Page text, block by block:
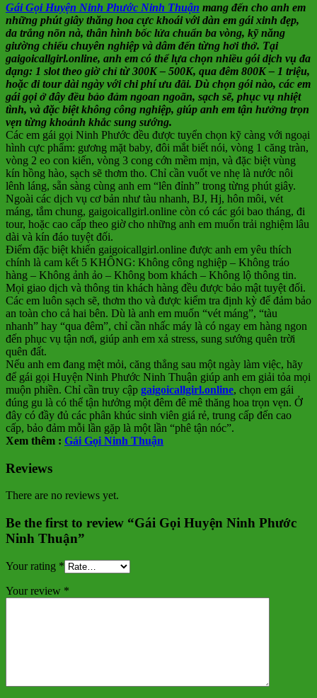
Gái Gọi Huyện Ninh Phước Ninh Thuận mang đến cho anh em
những phút giây thăng hoa cực khoái với dàn em gái xinh đẹp,
da trắng nõn nà, thân hình bốc lửa chuẩn ba vòng, kỹ năng
giường chiếu chuyên nghiệp và dâm đến từng hơi thở. Tại
gaigoicallgirl.online, anh em có thể lựa chọn nhiều gói dịch vụ đa
dạng: 1 slot theo giờ chỉ từ 300K – 500K, qua đêm 800K – 1 triệu,
hoặc đi tour dài ngày với chi phí ưu đãi. Dù chọn gói nào, các em
gái gọi ở đây đều bảo đảm ngoan ngoãn, sạch sẽ, phục vụ nhiệt
tình, và đặc biệt không công nghiệp, giúp anh em tận hưởng trọn
vẹn từng khoảnh khắc sung sướng.
Các em gái gọi Ninh Phước đều được tuyển chọn kỹ càng với ngoại
hình cực phẩm: gương mặt baby, đôi mắt biết nói, vòng 1 căng tràn,
vòng 2 eo con kiến, vòng 3 cong cớn mềm mịn, và đặc biệt vùng
kín hồng hào, sạch sẽ thơm tho. Chỉ cần vuốt ve nhẹ là nước nôi
lênh láng, sẵn sàng cùng anh em “lên đỉnh” trong từng phút giây.
Ngoài các dịch vụ cơ bản như tàu nhanh, BJ, Hj, hôn môi, vét
máng, tắm chung, gaigoicallgirl.online còn có các gói bao tháng, đi
tour, hoặc cao cấp theo giờ cho những anh em muốn trải nghiệm lâu
dài và kín đáo tuyệt đối.
Điểm đặc biệt khiến gaigoicallgirl.online được anh em yêu thích
chính là cam kết 5 KHÔNG: Không công nghiệp – Không tráo
hàng – Không ảnh ảo – Không bom khách – Không lộ thông tin.
Mọi giao dịch và thông tin khách hàng đều được bảo mật tuyệt đối.
Các em luôn sạch sẽ, thơm tho và được kiểm tra định kỳ để đảm bảo
an toàn cho cả hai bên. Dù là anh em muốn “vét máng”, “tàu
nhanh” hay “qua đêm”, chỉ cần nhấc máy là có ngay em hàng ngon
đến phục vụ tận nơi, giúp anh em xả stress, sung sướng quên trời
quên đất.
Nếu anh em đang mệt mỏi, căng thẳng sau một ngày làm việc, hãy
để gái gọi Huyện Ninh Phước Ninh Thuận giúp anh em giải tỏa mọi
muộn phiền. Chỉ cần truy cập gaigoicallgirl.online, chọn em gái
đúng gu là có thể tận hưởng một đêm đê mê thăng hoa trọn vẹn. Ở
đây có đầy đủ các phân khúc sinh viên giá rẻ, trung cấp đến cao
cấp, bảo đảm mỗi lần gặp là một lần “phê tận nóc”.
Xem thêm : Gái Gọi Ninh Thuận
Reviews
There are no reviews yet.
Be the first to review “Gái Gọi Huyện Ninh Phước
Ninh Thuận”
Your rating *
Your review *